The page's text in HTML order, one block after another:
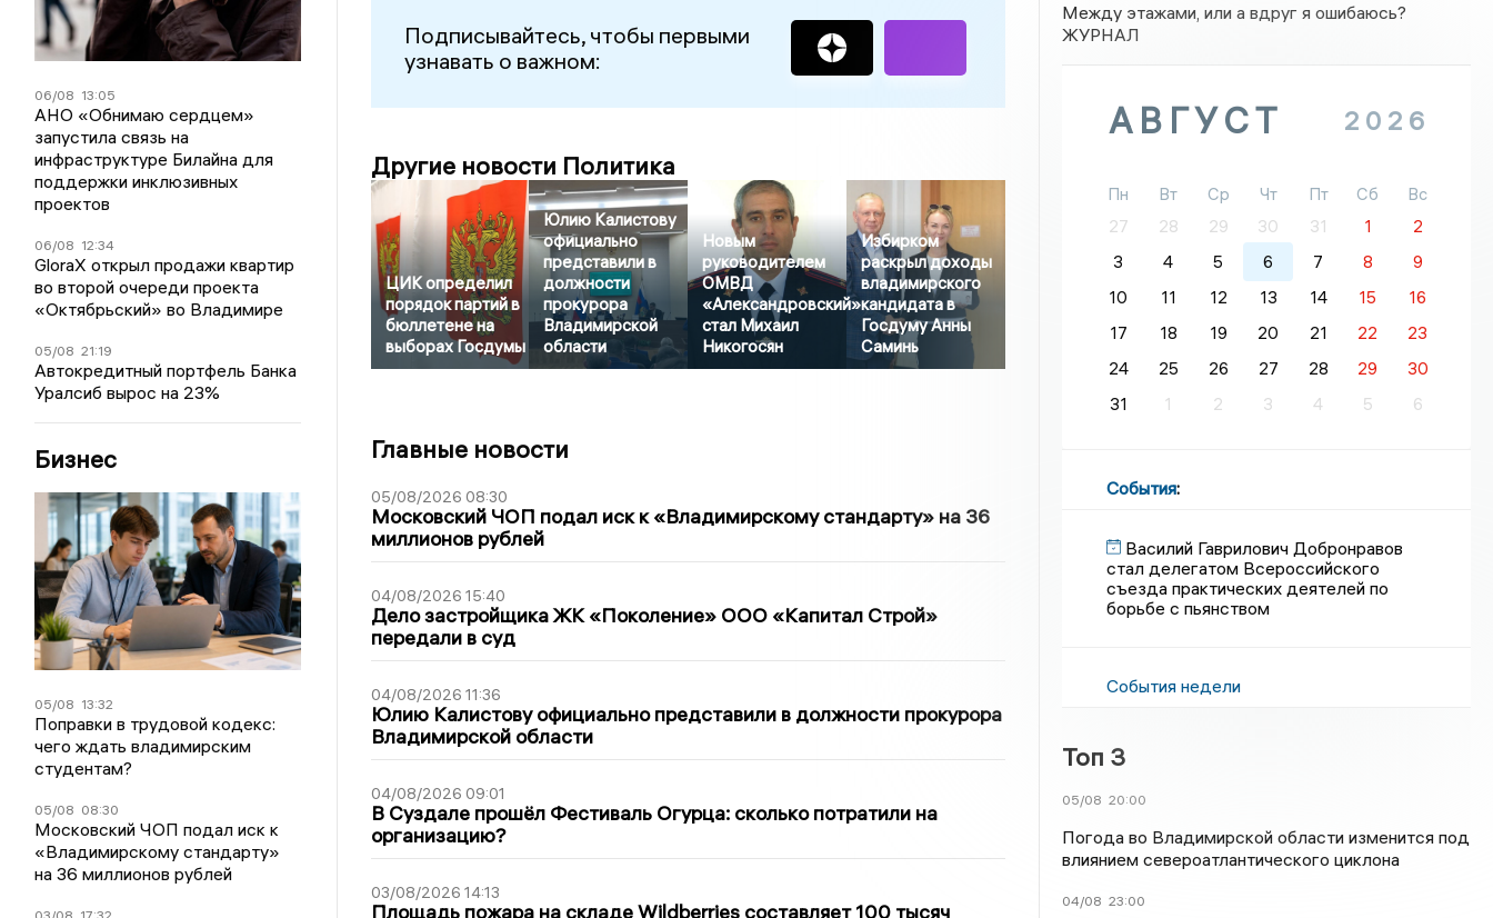
06/08 13:05
АНО «Обнимаю сердцем»
запустила связь на
инфраструктуре Билайна для
поддержки инклюзивных
проектов
06/08 12:34
GloraX открыл продажи квартир
во второй очереди проекта
«Октябрьский» во Владимире
05/08 21:19
Автокредитный портфель Банка
Уралсиб вырос на 23%
Бизнес
05/08 13:32
Поправки в трудовой кодекс:
чего ждать владимирским
студентам?
05/08 08:30
Московский ЧОП подал иск к
«Владимирскому стандарту»
на 36 миллионов рублей
Подписывайтесь, чтобы первыми
узнавать о важном:
Другие новости Политика
ЦИК определил
порядок партий в
бюллетене на
выборах Госдумы
Юлию Калистову
официально
представили в
должности
прокурора
Владимирской
области
Новым
руководителем
ОМВД
«Александровский»
стал Михаил
Никогосян
Избирком
раскрыл доходы
владимирского
кандидата в
Госдуму Анны
Саминь
Главные новости
05/08/2026 08:30
Московский ЧОП подал иск к «Владимирскому стандарту» на 36
миллионов рублей
04/08/2026 15:40
Дело застройщика ЖК «Поколение» ООО «Капитал Строй»
передали в суд
04/08/2026 11:36
Юлию Калистову официально представили в должности прокурора
Владимирской области
04/08/2026 09:01
В Суздале прошёл Фестиваль Огурца: сколько потратили на
организацию?
03/08/2026 14:13
Площадь пожара на складе Wildberries составляет 100 тысяч
Между этажами, или а вдруг я ошибаюсь?
ЖУРНАЛ
АВГУСТ 2026
Пн Вт Ср Чт Пт Сб
Вс
27
28 29 30 31 1
2
3
4 5 6 7 8
9
10
11 12 13 14 15
16
17
18 19 20 21 22
23
24
25 26 27 28 29
30
31
1 2 3 4 5 6
События:
Василий Гаврилович Добронравов
стал делегатом Всероссийского
съезда практических деятелей по
борьбе с пьянством
События недели
Топ 3
05/08 20:00
Погода во Владимирской области изменится под
влиянием североатлантического циклона
04/08 23:00